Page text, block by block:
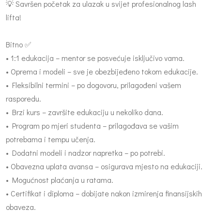
💡 Savršen početak za ulazak u svijet profesionalnog lash
lifta!
Bitno ✅
• 1:1 edukacija – mentor se posvećuje isključivo vama.
• Oprema i modeli – sve je obezbijeđeno tokom edukacije.
• Fleksibilni termini – po dogovoru, prilagođeni vašem
rasporedu.
• Brzi kurs – završite edukaciju u nekoliko dana.
• Program po mjeri studenta – prilagođava se vašim
potrebama i tempu učenja.
• Dodatni modeli i nadzor napretka – po potrebi.
• Obavezna uplata avansa – osigurava mjesto na edukaciji.
• Mogućnost plaćanja u ratama.
• Certifikat i diploma – dobijate nakon izmirenja finansijskih
obaveza.